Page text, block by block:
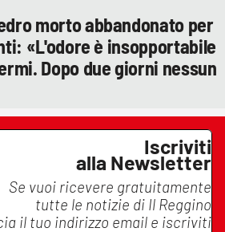
morto abbandonato per
«L'odore è insopportabile
Dopo due giorni nessun
Iscriviti
alla Newsletter
Se vuoi ricevere gratuitamente
tutte le notizie di Il Reggino
il tuo indirizzo email e iscriviti